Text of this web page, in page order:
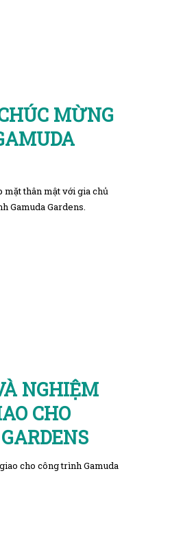
MỪNG
mặt thân mật với gia chủ
Gamuda Gardens.
NGHIỆM
CHO
cho công trình Gamuda